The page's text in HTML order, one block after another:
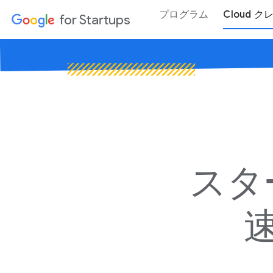
for Startups プログラム Cloud ク
ス